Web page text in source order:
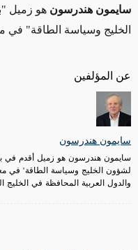
عن المؤلفين
سايمون هندرسون
سايمون هندرسون هو زميل أقدم في
لشؤون الخليج وسياسة الطاقة"
والدول العربية المحافظة في الخليج
سايمون هندرسون هو زميل
الخليج وسياسة الطاقة" في